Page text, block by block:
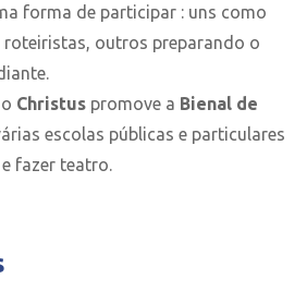
forma de participar : uns como
outros preparando o
Christus promove a Bienal de
escolas públicas e particulares
fazer teatro.